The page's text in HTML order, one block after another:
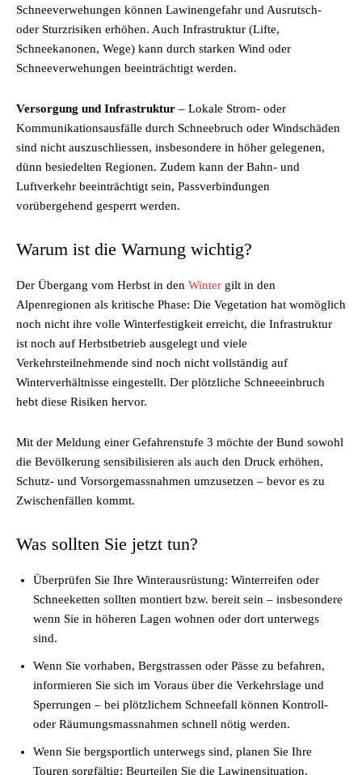
Schneeverwehungen können Lawinengefahr und Ausrutsch-
oder Sturzrisiken erhöhen. Auch Infrastruktur (Lifte,
Schneekanonen, Wege) kann durch starken Wind oder
Schneeverwehungen beeinträchtigt werden.
Versorgung und Infrastruktur – Lokale Strom- oder
Kommunikationsausfälle durch Schneebruch oder Windschäden
sind nicht auszuschliessen, insbesondere in höher gelegenen,
dünn besiedelten Regionen. Zudem kann der Bahn- und
Luftverkehr beeinträchtigt sein, Passverbindungen
vorübergehend gesperrt werden.
Warum ist die Warnung wichtig?
Der Übergang vom Herbst in den Winter gilt in den
Alpenregionen als kritische Phase: Die Vegetation hat womöglich
noch nicht ihre volle Winterfestigkeit erreicht, die Infrastruktur
ist noch auf Herbstbetrieb ausgelegt und viele
Verkehrsteilnehmende sind noch nicht vollständig auf
Winterverhältnisse eingestellt. Der plötzliche Schneeeinbruch
hebt diese Risiken hervor.
Mit der Meldung einer Gefahrenstufe 3 möchte der Bund sowohl
die Bevölkerung sensibilisieren als auch den Druck erhöhen,
Schutz- und Vorsorgemassnahmen umzusetzen – bevor es zu
Zwischenfällen kommt.
Was sollten Sie jetzt tun?
Überprüfen Sie Ihre Winterausrüstung: Winterreifen oder
Schneeketten sollten montiert bzw. bereit sein – insbesondere
wenn Sie in höheren Lagen wohnen oder dort unterwegs
sind.
Wenn Sie vorhaben, Bergstrassen oder Pässe zu befahren,
informieren Sie sich im Voraus über die Verkehrslage und
Sperrungen – bei plötzlichem Schneefall können Kontroll-
oder Räumungsmassnahmen schnell nötig werden.
Wenn Sie bergsportlich unterwegs sind, planen Sie Ihre
Touren sorgfältig: Beurteilen Sie die Lawinensituation,